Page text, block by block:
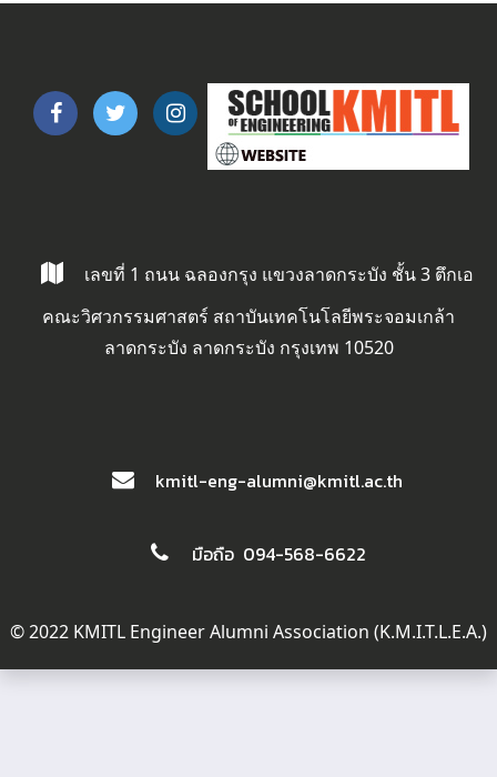
เลขที่ 1 ถนน ฉลองกรุง แขวงลาดกระบัง ชั้น 3 ตึกเอ
คณะวิศวกรรมศาสตร์ สถาบันเทคโนโลยีพระจอมเกล้า
ลาดกระบัง ลาดกระบัง กรุงเทพ 10520
kmitl-eng-alumni@kmitl.ac.th
มือถือ 094-568-6622
© 2022 KMITL Engineer Alumni Association (K.M.I.T.L.E.A.)